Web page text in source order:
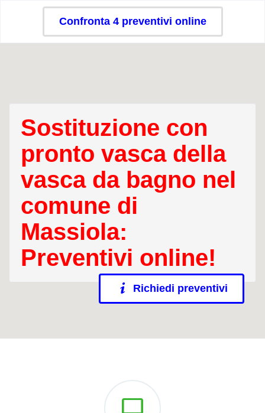
Confronta 4 preventivi online
Sostituzione con
pronto vasca della
vasca da bagno nel
comune di
Massiola:
Preventivi online!
Richiedi preventivi